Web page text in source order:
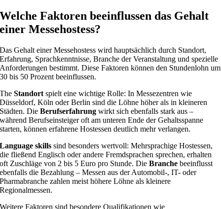
Welche Faktoren beeinflussen das Gehalt
einer Messehostess?
Das Gehalt einer Messehostess wird hauptsächlich durch Standort,
Erfahrung, Sprachkenntnisse, Branche der Veranstaltung und spezielle
Anforderungen bestimmt. Diese Faktoren können den Stundenlohn um
30 bis 50 Prozent beeinflussen.
TheStandort spielt eine wichtige Rolle: In Messezentren wie
Düsseldorf, Köln oder Berlin sind die Löhne höher als in kleineren
Städten. DieBerufserfahrung wirkt sich ebenfalls stark aus –
während Berufseinsteiger oft am unteren Ende der Gehaltsspanne
starten, können erfahrene Hostessen deutlich mehr verlangen.
Language skills sind besonders wertvoll: Mehrsprachige Hostessen,
die fließend Englisch oder andere Fremdsprachen sprechen, erhalten
oft Zuschläge von 2 bis 5 Euro pro Stunde. DieBranche beeinflusst
ebenfalls die Bezahlung – Messen aus der Automobil-, IT- oder
Pharmabranche zahlen meist höhere Löhne als kleinere
Regionalmessen.
Weitere Faktoren sind besondere Qualifikationen wie